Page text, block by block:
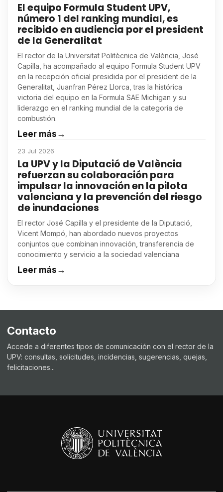
El equipo Formula Student UPV,
número 1 del ranking mundial, es
recibido en audiencia por el president
de la Generalitat
El rector de la Universitat Politècnica de València, José
Capilla, ha acompañado al equipo Formula Student UPV
en la recepción oficial presidida por el president de la
Generalitat, Juanfran Pérez Llorca, tras la histórica
victoria del equipo en la Formula SAE Michigan y su
liderazgo en el ranking mundial de la categoría de
combustión.
Leer más→
23 Jul 2026
La UPV y la Diputació de València
refuerzan su colaboración para
impulsar la innovación en la pilota
valenciana y la prevención del riesgo
de inundaciones
El rector José Capilla y el presidente de la Diputació,
Vicent Mompó, han abordado nuevos proyectos
conjuntos que combinan innovación, transferencia de
conocimiento y servicio a la sociedad valenciana
Leer más→
Contacto
Accede a diferentes tipos de comunicación con el rector de la
UPV: consultas, solicitudes, incidencias, sugerencias, quejas,
felicitaciones...